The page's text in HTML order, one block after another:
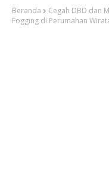
Beranda
Cegah DBD dan
Fogging di Perumahan